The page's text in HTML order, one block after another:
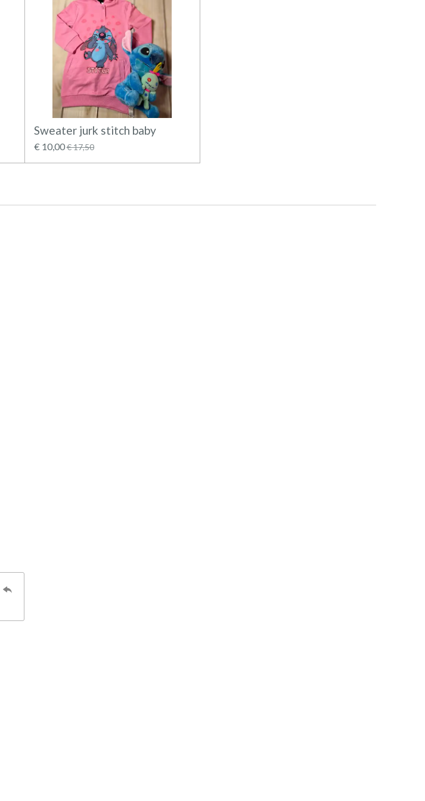
Sweater jurk stitch baby
€ 10,00€ 17,50